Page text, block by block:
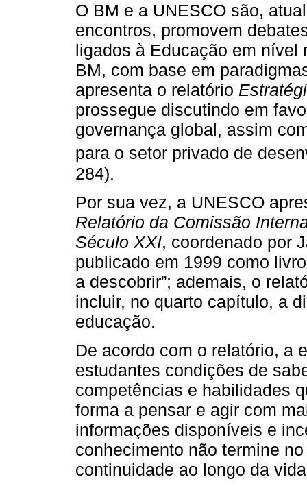
O BM e a UNESCO são,
encontros, promovem
ligados à Educação em nível
BM, com base em
apresenta o relatório
prossegue discutindo em
governança global, assim
para o setor privado de
284).
Por sua vez, a UNESCO
Relatório da Comissão
Século XXI, coordenado por
publicado em 1999 como
a descobrir”; ademais, o
incluir, no quarto capítulo, a
educação.
De acordo com o relatório, a
estudantes condições de
competências e habilidades
forma a pensar e agir com
informações disponíveis e
conhecimento não termine
continuidade ao longo da